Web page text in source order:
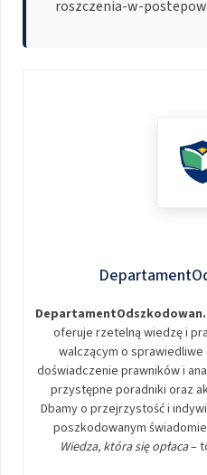
roszczenia-w-
oferuje rzetelną wiedzę i
walczącym o
doświadczenie prawników i
przystępne poradniki oraz
Dbamy o przejrzystość i
poszkodowanym
Wiedza, która się opłaca–